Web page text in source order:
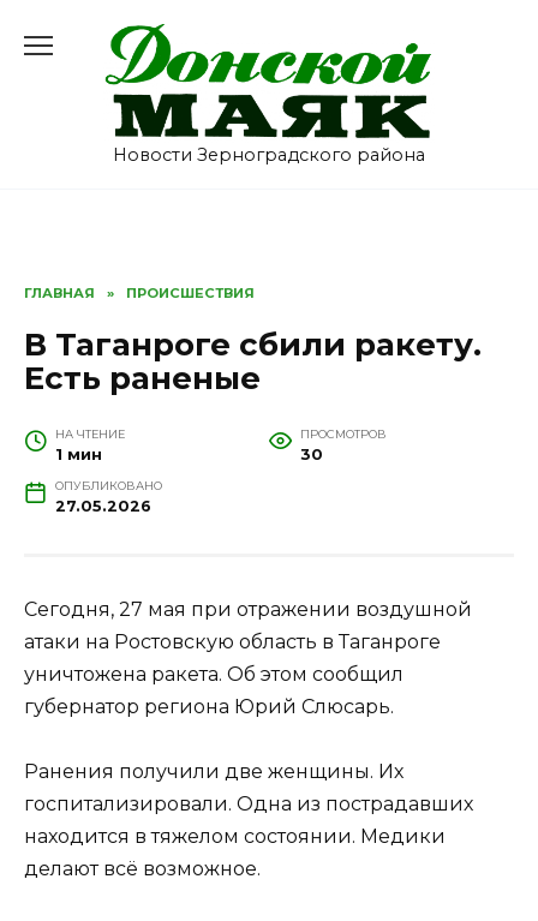
содержанию
Новости Зерноградского района
ГЛАВНАЯ » ПРОИСШЕСТВИЯ
В Таганроге сбили ракету.
Есть раненые
НА ЧТЕНИЕ
1 мин
ПРОСМОТРОВ
30
ОПУБЛИКОВАНО
27.05.2026
Сегодня, 27 мая при отражении воздушной
атаки на Ростовскую область в Таганроге
уничтожена ракета. Об этом сообщил
губернатор региона Юрий Слюсарь.
Ранения получили две женщины. Их
госпитализировали. Одна из пострадавших
находится в тяжелом состоянии. Медики
делают всё возможное.